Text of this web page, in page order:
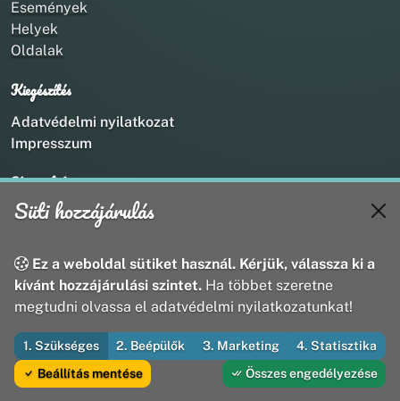
Események
Helyek
Oldalak
Kiegészítés
Adatvédelmi nyilatkozat
Impresszum
Kapcsolat
+36 20 211 1888
webmaster@utirany.hu
8419 Csesznek, Vasút u.18.
© 2026 Útirány Webmédia Bt. — Minden jog fenntartva
Fejleszti és üzemelteti az Útirány
Süti hozzájárulás
Ez a weboldal sütiket használ. Kérjük, válassza ki a
kívánt hozzájárulási szintet. Ha többet szeretne
megtudni olvassa el adatvédelmi nyilatkozatunkat!
1. Szükséges 2. Beépülők 3. Marketing
4. Statisztika
Beállítás mentése
Összes engedélyezése